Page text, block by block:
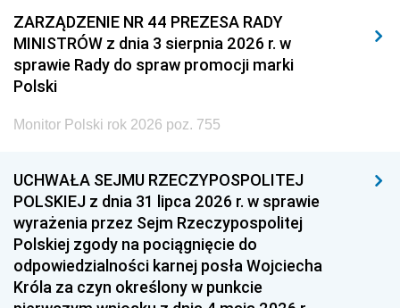
2011 2010 2009
2008 2007 2006
2005
1996 1995 1994
1993 1992 1991
1990 1989
1987 1986 1985
ZARZĄDZENIE NR 44 PREZESA RADY
MINISTRÓW z dnia 3 sierpnia 2026 r. w
sprawie Rady do spraw promocji marki
Polski
Monitor Polski rok 2026 poz. 755
UCHWAŁA SEJMU RZECZYPOSPOLITEJ
POLSKIEJ z dnia 31 lipca 2026 r. w sprawie
wyrażenia przez Sejm Rzeczypospolitej
Polskiej zgody na pociągnięcie do
odpowiedzialności karnej posła Wojciecha
Króla za czyn określony w punkcie